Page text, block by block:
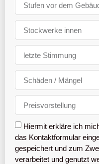
Hiermit erkläre ich
das Kontaktformular
gespeichert und zum
verarbeitet und genutzt